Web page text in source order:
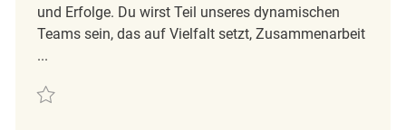
und Erfolge. Du wirst Teil unseres dynamischen
Teams sein, das auf Vielfalt setzt, Zusammenarbeit
...
Retten Retail Department Coordinator REQ107317